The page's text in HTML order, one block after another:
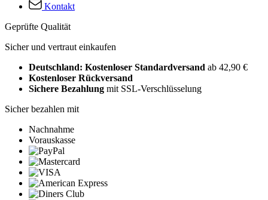
Kontakt
Geprüfte Qualität
Sicher und vertraut einkaufen
Deutschland: Kostenloser Standardversand ab 42,90 €
Kostenloser Rückversand
Sichere Bezahlung mit SSL-Verschlüsselung
Sicher bezahlen mit
Nachnahme
Vorauskasse